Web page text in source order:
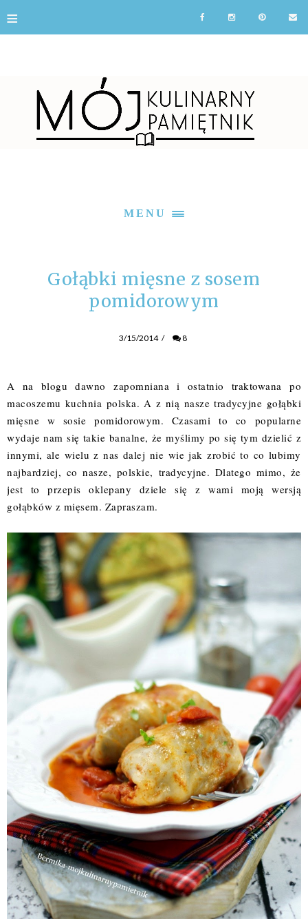
≡
MENU
Gołąbki mięsne z sosem
pomidorowym
3/15/2014 / 8
A na blogu dawno zapomniana i ostatnio traktowana po
macoszemu kuchnia polska. A z nią nasze tradycyjne gołąbki
mięsne w sosie pomidorowym. Czasami to co popularne
wydaje nam się takie banalne, że myślimy po się tym dzielić z
innymi, ale wielu z nas dalej nie wie jak zrobić to co lubimy
najbardziej, co nasze, polskie, tradycyjne. Dlatego mimo, że
jest to przepis oklepany dziele się z wami moją wersją
gołąbków z mięsem. Zapraszam.